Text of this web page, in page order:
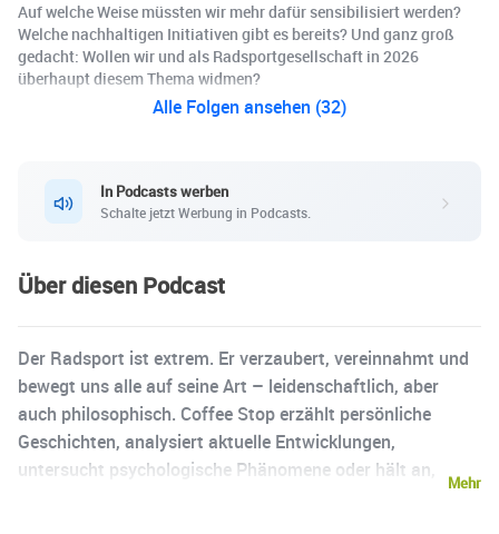
Auf welche Weise müssten wir mehr dafür sensibilisiert werden?
Welche nachhaltigen Initiativen gibt es bereits? Und ganz groß
gedacht: Wollen wir und als Radsportgesellschaft in 2026
überhaupt diesem Thema widmen?
Alle Folgen ansehen (32)
In Podcasts werben
Schalte jetzt Werbung in Podcasts.
Über diesen Podcast
Der Radsport ist extrem. Er verzaubert, vereinnahmt und
bewegt uns alle auf seine Art – leidenschaftlich, aber
auch philosophisch. Coffee Stop erzählt persönliche
Geschichten, analysiert aktuelle Entwicklungen,
untersucht psychologische Phänomene oder hält an,
Mehr